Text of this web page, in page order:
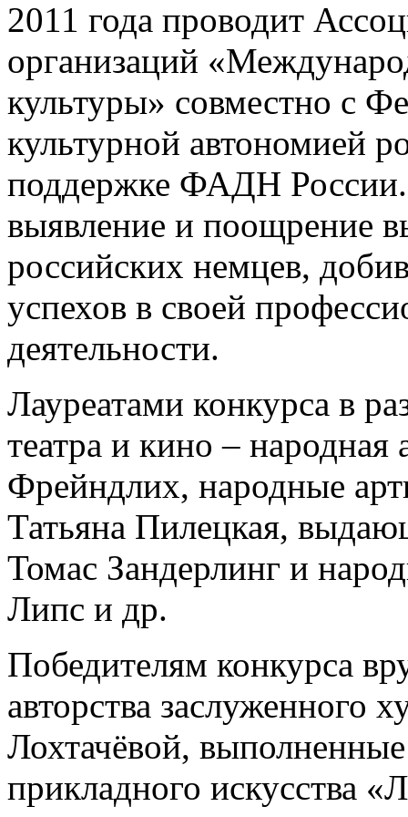
2011 года проводит
организаций
культуры» совместно с
культурной автономией
поддержке ФАДН России.
выявление и поощрение
российских немцев,
успехов в своей
деятельности.
Лауреатами конкурса в
театра и кино –
Фрейндлих, народные
Татьяна Пилецкая,
Томас Зандерлинг и
Липс и др.
Победителям конкурса
авторства заслуженного
Лохтачёвой,
прикладного искусства